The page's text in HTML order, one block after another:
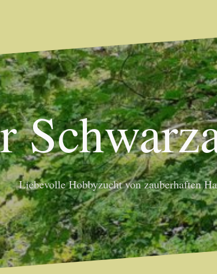
Liebevolle Hobbyzucht von zauberhaften